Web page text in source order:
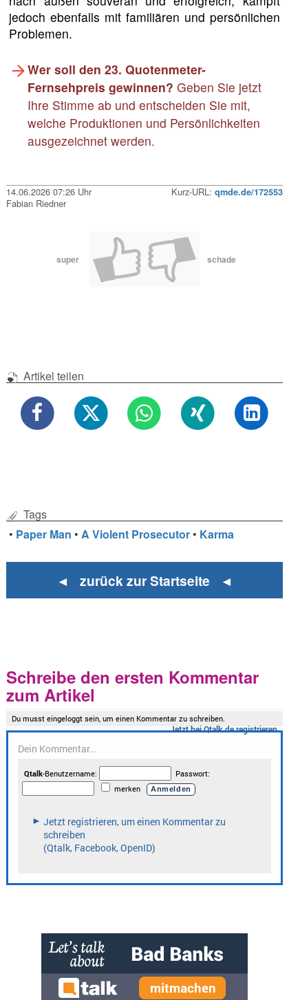
jedoch ebenfalls mit familiären und persönlichen
Problemen.
Wer soll den 23. Quotenmeter-
Fernsehpreis gewinnen? Geben Sie jetzt
Ihre Stimme ab und entscheiden Sie mit,
welche Produktionen und Persönlichkeiten
ausgezeichnet werden.
14.06.2026 07:26 Uhr Kurz-URL: qmde.de/172553
Fabian Riedner
super schade
Artikel teilen
Tags
• Paper Man •A Violent Prosecutor • Karma
◄ zurück zur Startseite ◄
Schreibe den ersten Kommentar
zum Artikel